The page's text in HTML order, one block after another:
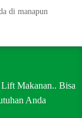
di manapun
Lift Makanan.. Bisa
Anda